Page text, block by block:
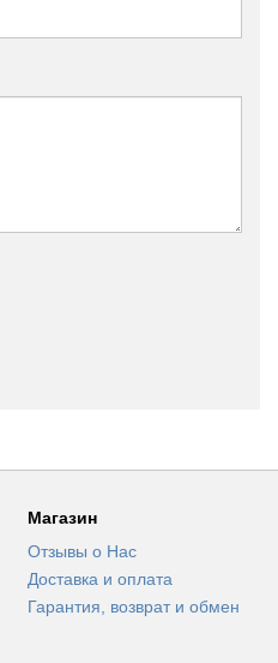
Магазин
Отзывы о Нас
Доставка и оплата
Гарантия, возврат и обмен